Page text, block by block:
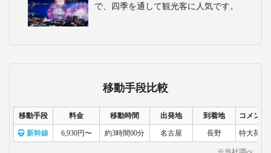
で、四季を通して観光客に人気です。
移動手段比較
移動手段 料金 移動時間 出発地 到着地 コメント
新幹線 6,930円〜 約3時間00分 名古屋 長野 特大荷物